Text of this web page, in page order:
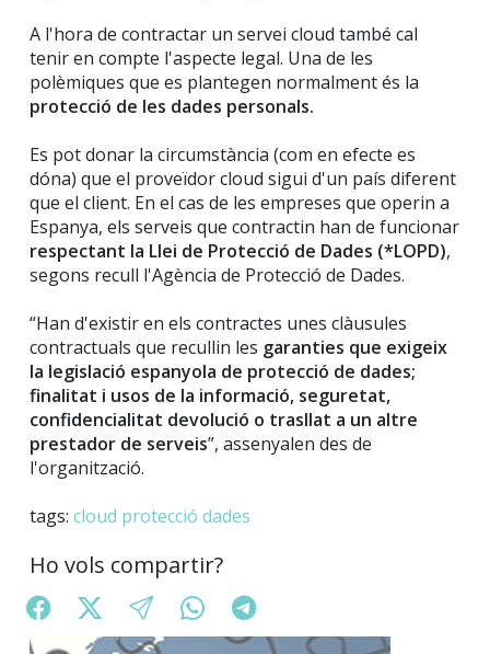
A l'hora de contractar un servei cloud també cal
tenir en compte l'aspecte legal. Una de les
polèmiques que es plantegen normalment és la
protecció de les dades personals.
Es pot donar la circumstància (com en efecte es
dóna) que el proveïdor cloud sigui d'un país diferent
que el client. En el cas de les empreses que operin a
Espanya, els serveis que contractin han de funcionar
respectant la Llei de Protecció de Dades (*LOPD),
segons recull l'Agència de Protecció de Dades.
“Han d'existir en els contractes unes clàusules
contractuals que recullin les garanties que exigeix
la legislació espanyola de protecció de dades;
finalitat i usos de la informació, seguretat,
confidencialitat devolució o trasllat a un altre
prestador de serveis”, assenyalen des de
l'organització.
tags: cloud protecció dades
Ho vols compartir?